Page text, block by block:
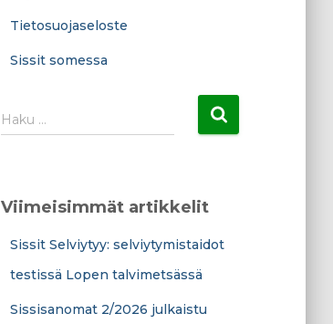
Tietosuojaseloste
Sissit somessa
H
a
Haku …
Viimeisimmät artikkelit
Sissit Selviytyy: selviytymistaidot
testissä Lopen talvimetsässä
Sissisanomat 2/2026 julkaistu